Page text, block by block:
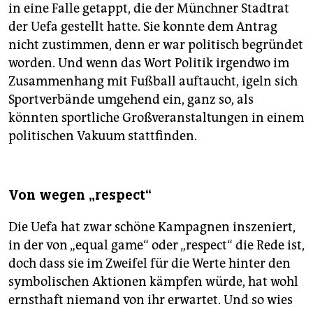
in eine Falle getappt, die der Münchner Stadtrat
der Uefa gestellt hatte. Sie konnte dem Antrag
nicht zustimmen, denn er war politisch begründet
worden. Und wenn das Wort Politik irgendwo im
Zusammenhang mit Fußball auftaucht, igeln sich
Sportverbände umgehend ein, ganz so, als
könnten sportliche Großveranstaltungen in einem
politischen Vakuum stattfinden.
Von wegen „respect“
Die Uefa hat zwar schöne Kampagnen inszeniert,
in der von „equal game“ oder „respect“ die Rede ist,
doch dass sie im Zweifel für die Werte hinter den
symbolischen Aktionen kämpfen würde, hat wohl
ernsthaft niemand von ihr erwartet. Und so wies